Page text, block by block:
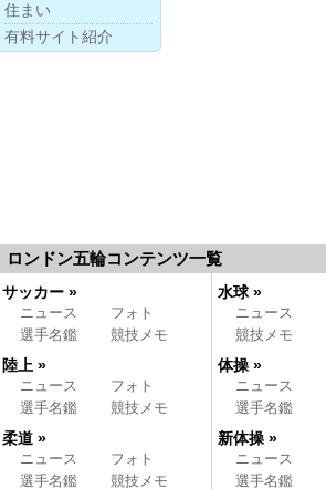
住まい
有料サイト紹介
ロンドン五輪コンテンツ一覧
サッカー »
ニュース
フォト
選手名鑑
競技メモ
陸上 »
ニュース
フォト
選手名鑑
競技メモ
柔道 »
ニュース
フォト
選手名鑑
競技メモ
水球 »
ニュース
競技メモ
体操 »
ニュース
選手名鑑
新体操 »
ニュース
選手名鑑